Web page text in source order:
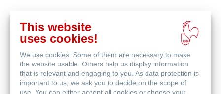
Comprar
en
línea
This website
uses cookies!
We use cookies. Some of them are necessary to make
the website usable. Others help us display information
that is relevant and engaging to you. As data protection is
important to us, we ask you to decide on the scope of
use. You can either accept all cookies or choose your